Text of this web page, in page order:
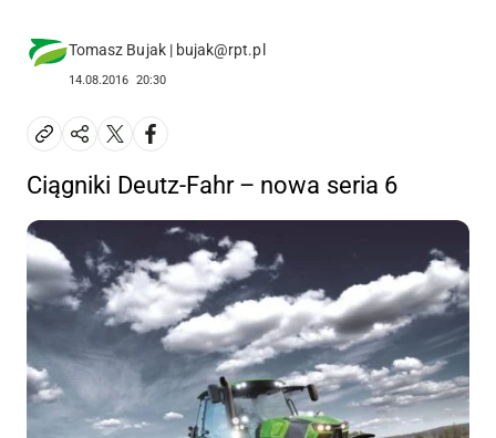
Tomasz Bujak | bujak@rpt.pl
14.08.2016 20:30
Ciągniki Deutz-Fahr – nowa seria 6